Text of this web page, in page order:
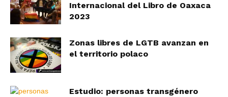
Internacional del Libro de Oaxaca
2023
Zonas libres de LGTB avanzan en
el territorio polaco
Estudio: personas transgénero